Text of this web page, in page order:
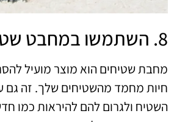
8. השתמשו במחבט שטיחים
מחבת שטיחים הוא מוצר מועיל
חיות מחמד מהשטיחים שלך. זה גם
השטיח ולגרום להם להיראות כמו